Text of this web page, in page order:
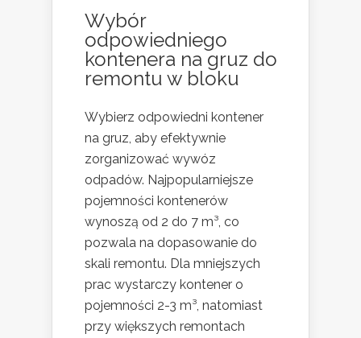
Wybór
odpowiedniego
kontenera na gruz do
remontu w bloku
Wybierz odpowiedni kontener
na gruz, aby efektywnie
zorganizować wywóz
odpadów. Najpopularniejsze
pojemności kontenerów
wynoszą od 2 do 7 m³, co
pozwala na dopasowanie do
skali remontu. Dla mniejszych
prac wystarczy kontener o
pojemności 2-3 m³, natomiast
przy większych remontach